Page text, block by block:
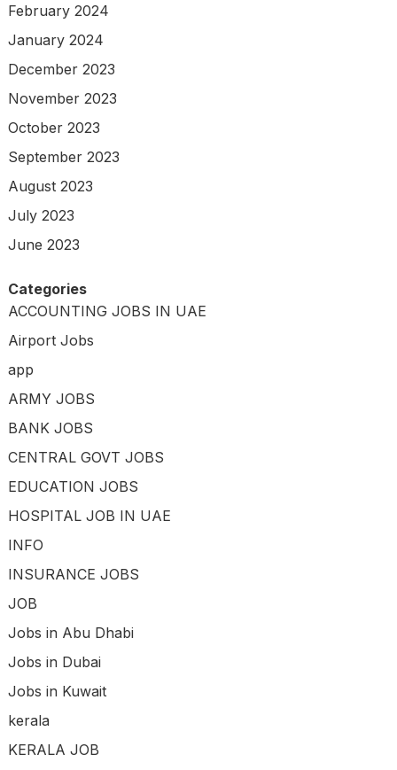
February 2024
January 2024
December 2023
November 2023
October 2023
September 2023
August 2023
July 2023
June 2023
Categories
ACCOUNTING JOBS IN UAE
Airport Jobs
app
ARMY JOBS
BANK JOBS
CENTRAL GOVT JOBS
EDUCATION JOBS
HOSPITAL JOB IN UAE
INFO
INSURANCE JOBS
JOB
Jobs in Abu Dhabi
Jobs in Dubai
Jobs in Kuwait
kerala
KERALA JOB